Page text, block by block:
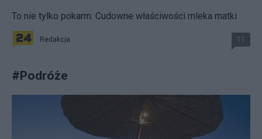
To nie tylko pokarm. Cudowne właściwości mleka matki
Redakcja 11
#Podróże